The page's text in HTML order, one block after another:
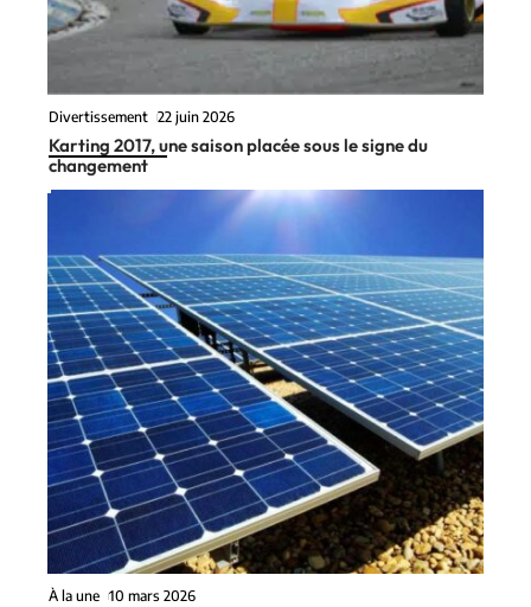
Divertissement 22 juin 2026
Karting 2017, une saison placée sous le signe du
changement
À la une 10 mars 2026